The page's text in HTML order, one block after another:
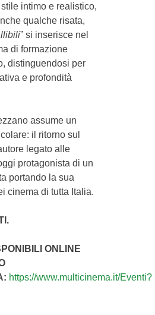
intimo e realistico,
qualche risata,
” si inserisce nel
di formazione
distinguendosi per
e profondità
assume un
il ritorno sul
legato alle
protagonista di un
portando la sua
cinema di tutta Italia.
ONLINE
https://www.multicinema.it/Eventi?